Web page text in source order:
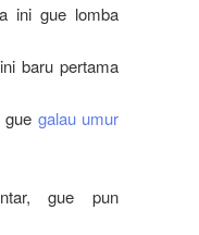
ini gue lomba
baru pertama
gue galau umur
,gue pun